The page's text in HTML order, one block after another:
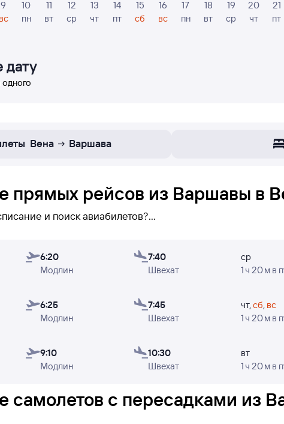
9
вс
10
пн
11
вт
12
ср
13
чт
14
пт
15
сб
16
вс
17
пн
18
вт
19
ср
20
чт
21
пт
дату
одного
Вена Варшава
прямых рейсов из Варшавы в
и поиск авиабилетов?
(при поиске авиабилетов бывает сложно найти рейс без
стоит помнить, что в редких случаях рейсы могут быть
ли в наличии билеты на конкретный рейс и узнать
увидеть: время вылета из Варшавы и прилёта в Вену,
6:20
Модлин
7:40
Швехат
ср
1 ч 20 м в
6:25
Модлин
7:45
Швехат
чт,сб, вс
1 ч 20 м в
9:10
Модлин
10:30
Швехат
вт
1 ч 20 м в
самолетов с пересадками из